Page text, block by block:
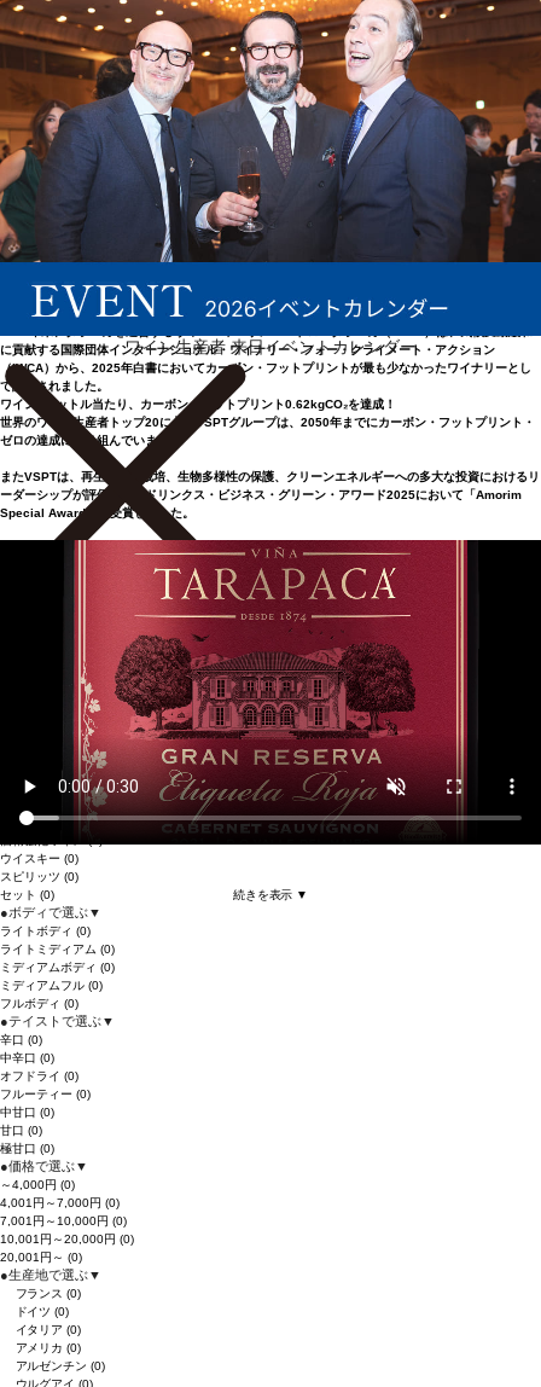
に貢献する国際団体インターナショナル・ワイナリー・フォー・クライメート・アクション
（IWCA）から、2025年白書においてカーボン・フットプリントが最も少なかったワイナリーとし
て認定されました。
ワイン1リットル当たり、カーボン・フットプリント0.62kgCO₂を達成！
世界のワイン生産者トップ20に入るVSPTグループは、2050年までにカーボン・フットプリント・
ゼロの達成に取り組んでいます。
またVSPTは、再生型葡萄栽培、生物多様性の保護、クリーンエネルギーへの多大な投資におけるリ
ーダーシップが評価され、ドリンクス・ビジネス・グリーン・アワード2025において「Amorim
Special Award」を受賞しました。
続きを表示 ▼
ワイン生産者 来日イベントカレンダー
タイプで選ぶ▼
スパークリングワイン
ロゼワイン(0)
オレンジワイン(0)
ブランデー(0)
ウイスキー (0)
スピリッツ (0)
セット (0)
●ボディで選ぶ▼
ライトボディ (0)
ライトミディアム (0)
ミディアムボディ (0)
ミディアムフル (0)
フルボディ (0)
●テイストで選ぶ▼
辛口 (0)
中辛口 (0)
オフドライ (0)
フルーティー (0)
中甘口 (0)
甘口 (0)
極甘口 (0)
●価格で選ぶ▼
～4,000円 (0)
4,001円～7,000円 (0)
7,001円～10,000円 (0)
10,001円～20,000円 (0)
20,001円～ (0)
●生産地で選ぶ▼
フランス(0)
ドイツ(0)
イタリア(0)
アメリカ(0)
アルゼンチン(0)
ウルグアイ(0)